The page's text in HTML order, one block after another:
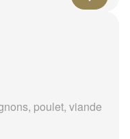
poulet, viande